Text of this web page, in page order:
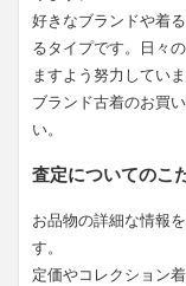
好きなブランドや着
るタイプです。日々
ますよう努力していま
ブランド古着のお買
い。
査定についてのこ
お品物の詳細な情報
す。
定価やコレクション